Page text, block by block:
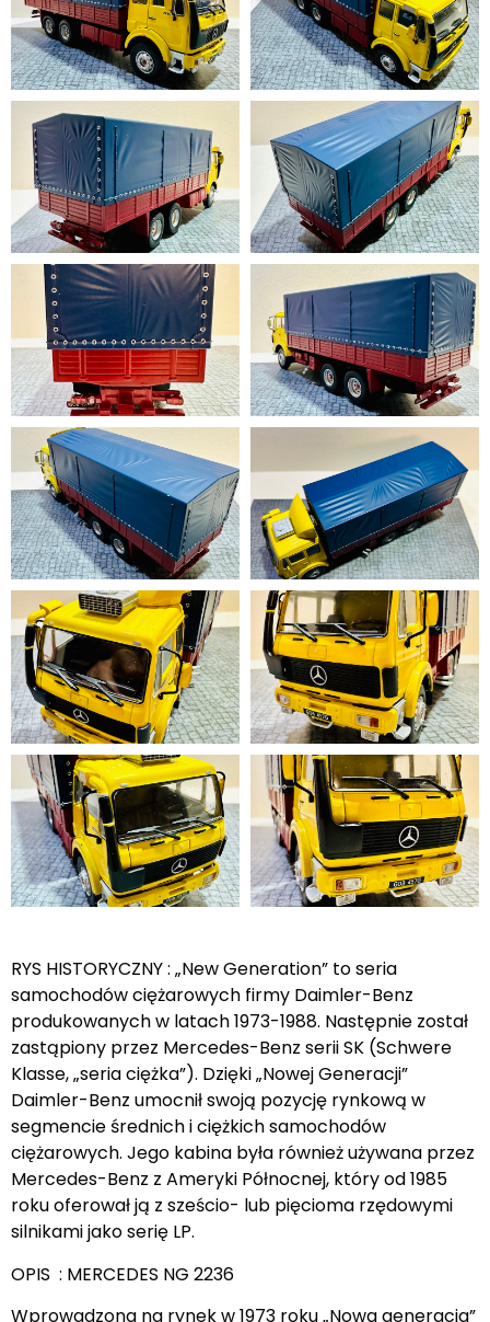
RYS HISTORYCZNY : „New Generation” to seria
samochodów ciężarowych firmy Daimler-Benz
produkowanych w latach 1973-1988. Następnie został
zastąpiony przez Mercedes-Benz serii SK (Schwere
Klasse, „seria ciężka”). Dzięki „Nowej Generacji”
Daimler-Benz umocnił swoją pozycję rynkową w
segmencie średnich i ciężkich samochodów
ciężarowych. Jego kabina była również używana przez
Mercedes-Benz z Ameryki Północnej, który od 1985
roku oferował ją z sześcio- lub pięcioma rzędowymi
silnikami jako serię LP.
OPIS : MERCEDES NG 2236
Wprowadzona na rynek w 1973 roku „Nowa generacja”